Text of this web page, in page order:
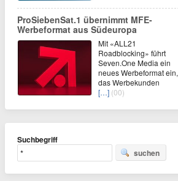
ProSiebenSat.1 übernimmt MFE-
Werbeformat aus Südeuropa
Mit «ALL21
Roadblocking» führt
Seven.One Media ein
neues Werbeformat ein,
das Werbekunden
[…] (00)
Suchbegriff
suchen